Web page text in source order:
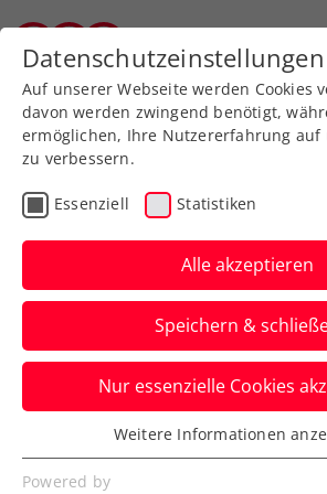
Zurück zur Newsübersicht
Allgemeine Klasse
2. Runde der
und Tiroler Liga
News aus der
Verfasst von: , 26.05.2026
Datenschutzeinstellungen
Auf unserer Webseite werden Cookies
davon werden zwingend benötigt,
ermöglichen, Ihre Nutzererfahrung auf
zu verbessern.
Essenziell Statistiken
Alle akzeptieren
Speichern &
Nur essenzielle Cookies
Essenziell
Essenzielle Cookies werden für
Weitere Informationen
Powered by